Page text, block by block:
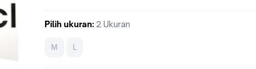
Pilih ukuran: 2 Ukuran
M L